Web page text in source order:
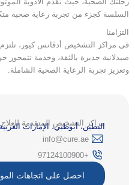
السلسة كجزء من تجربة رعاية صحية
التزامنا
في مراكز التشخيص أدڤانس كيور، تلتزم
صيدلانية جديرة بالثقة، وخدمة
وتعزيز تجربة الرعاية الصحية الشاملة.
مراكز التشخيص المتقدمة للعلاج
البطين، أبوظبي، الإمارات
‎info@cure.ae‎
+97124100900
احصل على اتجاهات